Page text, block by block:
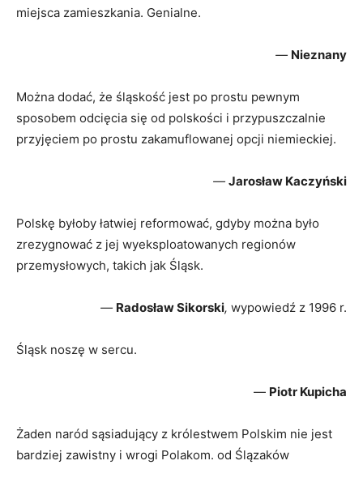
miejsca zamieszkania. Genialne.
— Nieznany
Można dodać, że śląskość jest po prostu pewnym
sposobem odcięcia się od polskości i przypuszczalnie
przyjęciem po prostu zakamuflowanej opcji niemieckiej.
— Jarosław Kaczyński
Polskę byłoby łatwiej reformować, gdyby można było
zrezygnować z jej wyeksploatowanych regionów
przemysłowych, takich jak Śląsk.
— Radosław Sikorski, wypowiedź z 1996 r.
Śląsk noszę w sercu.
— Piotr Kupicha
Żaden naród sąsiadujący z królestwem Polskim nie jest
bardziej zawistny i wrogi Polakom. od Ślązaków